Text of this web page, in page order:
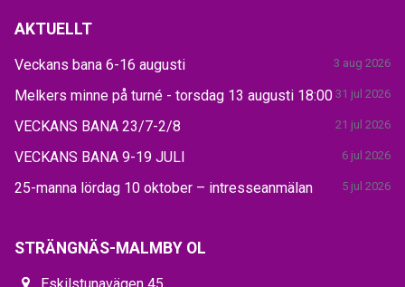
AKTUELLT
Veckans bana 6-16 augusti 3 aug 2026
Melkers minne på turné - torsdag 13 augusti 18:00 31 jul 2026
VECKANS BANA 23/7-2/8 21 jul 2026
VECKANS BANA 9-19 JULI 6 jul 2026
25-manna lördag 10 oktober – intresseanmälan 5 jul 2026
STRÄNGNÄS-MALMBY OL